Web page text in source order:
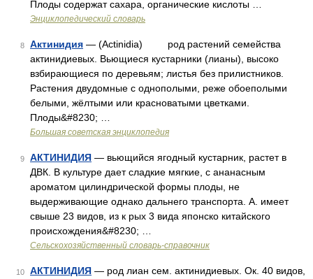
Плоды содержат сахара, органические кислоты …
Энциклопедический словарь
8 Актинидия — (Actinidia) род растений семейства
актинидиевых. Вьющиеся кустарники (лианы), высоко
взбирающиеся по деревьям; листья без прилистников.
Растения двудомные с однополыми, реже обоеполыми
белыми, жёлтыми или красноватыми цветками.
Плоды&#8230; …
Большая советская энциклопедия
9 АКТИНИДИЯ — вьющийся ягодный кустарник, растет в
ДВК. В культуре дает сладкие мягкие, с ананасным
ароматом цилиндрической формы плоды, не
выдерживающие однако дальнего транспорта. А. имеет
свыше 23 видов, из к рых 3 вида японско китайского
происхождения&#8230; …
Сельскохозяйственный словарь-справочник
10 АКТИНИДИЯ — род лиан сем. актинидиевых. Ок. 40 видов,